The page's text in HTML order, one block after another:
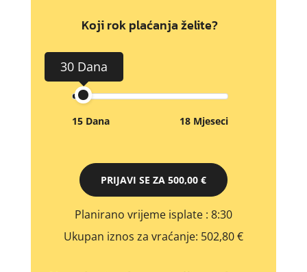
Koji rok plaćanja želite?
30 Dana
15 Dana 18 Mjeseci
PRIJAVI SE ZA 500,00 €
Planirano vrijeme isplate : 8:30
Ukupan iznos za vraćanje: 502,80 €